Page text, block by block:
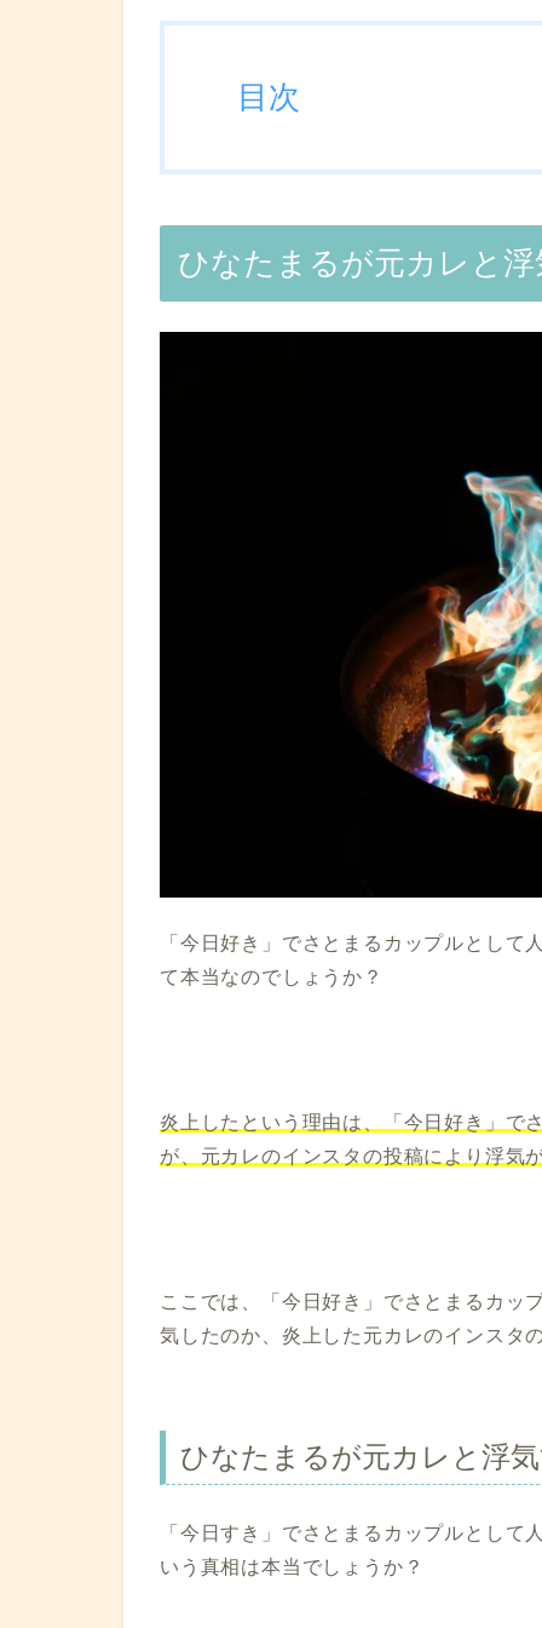
目次
ひなたまるが元カレと
「今日好き」でさとまるカップルとし
て本当なのでしょうか？
炎上したという理由は、「今日好き」で
が、元カレのインスタの投稿により浮気
ここでは、「今日好き」でさとまるカッ
気したのか、炎上した元カレのインスタ
ひなたまるが元カレと浮
「今日すき」でさとまるカップルとし
いう真相は本当でしょうか？